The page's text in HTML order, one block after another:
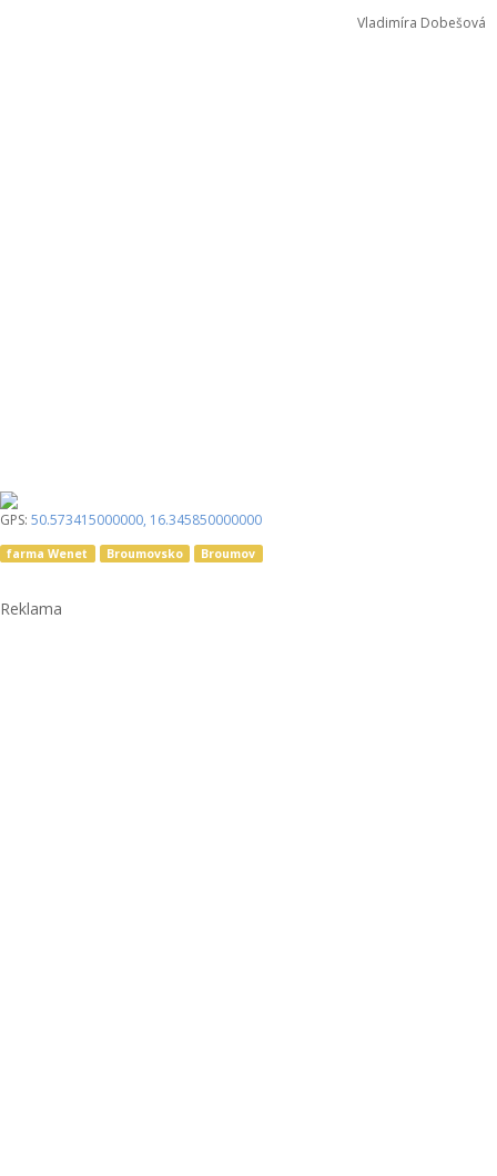
Vladimíra Dobešová
GPS: 50.573415000000, 16.345850000000
farma Wenet Broumovsko Broumov
Reklama